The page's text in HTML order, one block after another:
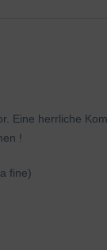
Eine herrliche
!
fine)